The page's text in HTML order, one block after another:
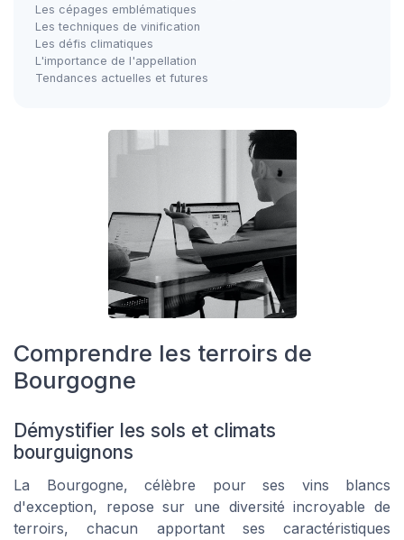
Les cépages emblématiques
Les techniques de vinification
Les défis climatiques
L'importance de l'appellation
Tendances actuelles et futures
Comprendre les terroirs de
Bourgogne
Démystifier les sols et climats
bourguignons
La Bourgogne, célèbre pour ses vins blancs
d'exception, repose sur une diversité incroyable de
terroirs, chacun apportant ses caractéristiques